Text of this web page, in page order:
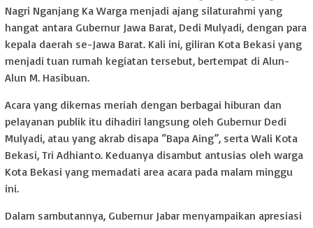
Nagri Nganjang Ka Warga menjadi ajang silaturahmi yang
hangat antara Gubernur Jawa Barat, Dedi Mulyadi, dengan para
kepala daerah se-Jawa Barat. Kali ini, giliran Kota Bekasi yang
menjadi tuan rumah kegiatan tersebut, bertempat di Alun-
Alun M. Hasibuan.
Acara yang dikemas meriah dengan berbagai hiburan dan
pelayanan publik itu dihadiri langsung oleh Gubernur Dedi
Mulyadi, atau yang akrab disapa “Bapa Aing”, serta Wali Kota
Bekasi, Tri Adhianto. Keduanya disambut antusias oleh warga
Kota Bekasi yang memadati area acara pada malam minggu
ini.
Dalam sambutannya, Gubernur Jabar menyampaikan apresiasi